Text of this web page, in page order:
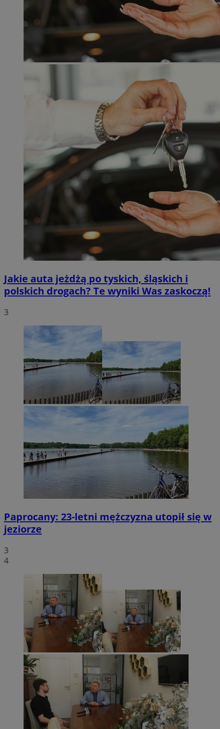
Jakie auta jeżdżą po tyskich, śląskich i
polskich drogach? Te wyniki Was zaskoczą!
3
Paprocany: 23-letni mężczyzna utopił się w
jeziorze
3
4